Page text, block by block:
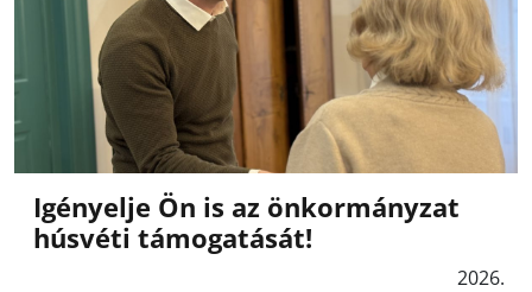
Igényelje Ön is az önkormányzat
húsvéti támogatását!
2026.